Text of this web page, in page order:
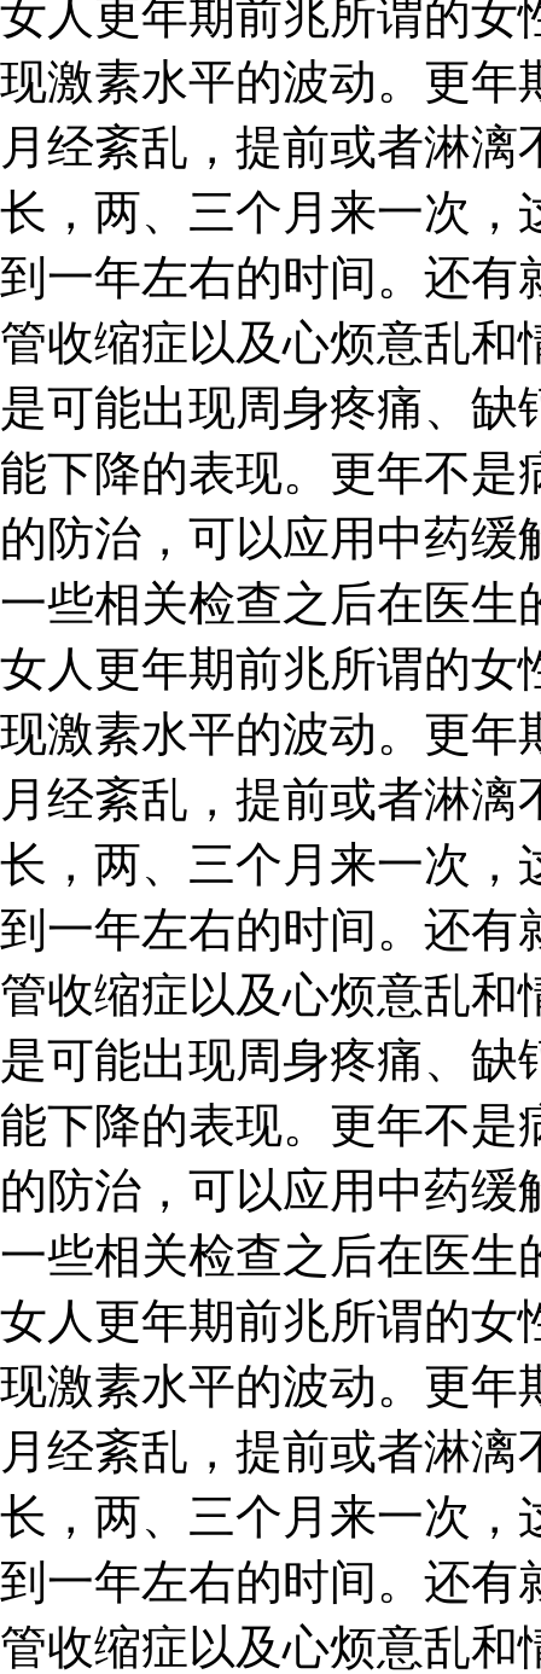
女人更年期前兆所谓的女
现激素水平的波动。更年
月经紊乱，提前或者淋
长，两、三个月来一次，
到一年左右的时间。还有
管收缩症以及心烦意乱和
是可能出现周身疼痛、
能下降的表现。更年不是
的防治，可以应用中药
一些相关检查之后在医生
女人更年期前兆所谓的女
现激素水平的波动。更年
月经紊乱，提前或者淋
长，两、三个月来一次，
到一年左右的时间。还有
管收缩症以及心烦意乱和
是可能出现周身疼痛、
能下降的表现。更年不是
的防治，可以应用中药
一些相关检查之后在医生
女人更年期前兆所谓的女
现激素水平的波动。更年
月经紊乱，提前或者淋
长，两、三个月来一次，
到一年左右的时间。还有
管收缩症以及心烦意乱和